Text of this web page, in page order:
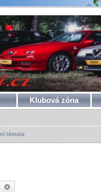
Klubová zóna
témata
Hledat